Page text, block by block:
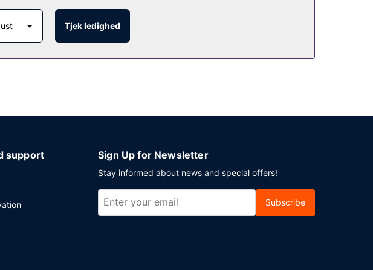
kl. 07.00 til kl. 10.00.
Tjek ledighed
support Sign Up for Newsletter
Stay informed about news and special offers!
Subscribe